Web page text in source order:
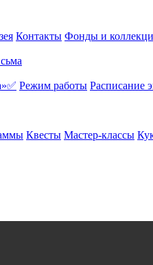
Контакты Фонды и
Режим работы Расписание
Квесты Мастер-классы